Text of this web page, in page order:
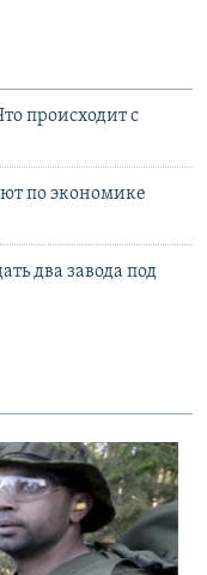
происходит с
по экономике
два завода под